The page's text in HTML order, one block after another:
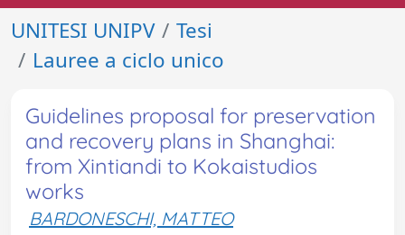
UNITESI UNIPV
Tesi
Lauree a ciclo unico
Guidelines proposal for preservation
and recovery plans in Shanghai:
from Xintiandi to Kokaistudios
works
BARDONESCHI, MATTEO